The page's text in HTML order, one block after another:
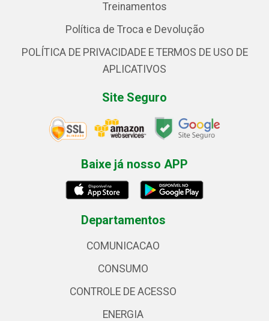
Treinamentos
Política de Troca e Devolução
POLÍTICA DE PRIVACIDADE E TERMOS DE USO DE
APLICATIVOS
Site Seguro
Baixe já nosso APP
Departamentos
COMUNICACAO
CONSUMO
CONTROLE DE ACESSO
ENERGIA